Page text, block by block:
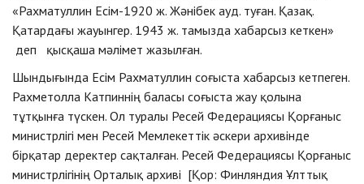
«Рахматуллин Есім-1920 ж. Жәнібек ауд. туған. Қазақ.
Қатардағы жауынгер. 1943 ж. тамызда хабарсыз кеткен»
деп қысқаша мәлімет жазылған.
Шындығында Есім Рахматуллин соғыста хабарсыз кетпеген.
Рахметолла Катпиннің баласы соғыста жау қолына
тұтқынға түскен. Ол туралы Ресей Федерациясы Қорғаныс
министрлігі мен Ресей Мемлекеттік әскери архивінде
бірқатар деректер сақталған. Ресей Федерациясы Қорғаныс
министрлігінің Орталық архиві [Қор: Финляндия Ұлттық